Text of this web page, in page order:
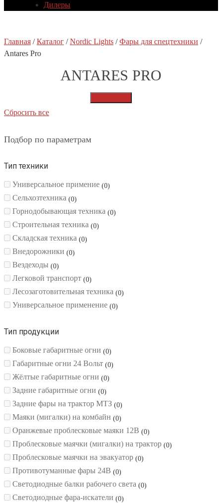
Дилеры
Главная / Каталог / Nordic Lights / Фары для спецтехники /
Antares Pro
ANTARES PRO
Сбросить все
Подбор по параметрам
Тип техники
Универсальное примение 0
Сельхозтехника 0
Горнодобывающая техника 0
Строительная техника 0
Складская техника 0
Внедорожники 0
Вездеходы 0
Легковой транспорт 0
Лесозаготовительная техника 0
Универсальное применение 0
Тип продукции
Боковые габаритные огни 0
Габаритные огни 24 Вольт 0
Жёлтые габаритные огни 0
Задние габаритные огни 0
Задние фары на трактор МТЗ 0
Маяки (мигалки) на комбайн 0
Оранжевые проблесковые маяки 12В 0
Проблесковые маячки (мигалки) на трактор 0
Проблесковые маячки на эвакуатор 0
Противотуманные фары 24В 0
Светодиодные балки рабочего света 0
Светодиодные фара-искатели 0